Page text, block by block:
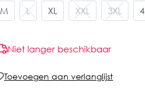
M
L XL XXL 3XL
Niet langer beschikbaar
Toevoegen aan verlanglijst